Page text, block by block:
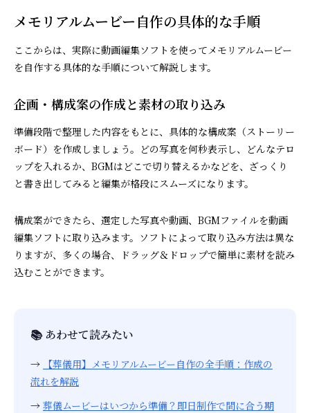
メモリアルムービー自作の具体的な手順
ここからは、実際に動画編集ソフトを使ってメモリアルムービー
を自作する具体的な手順について解説します。
企画・構成案の作成と素材の取り込み
準備段階で整理した内容をもとに、具体的な構成案（ストーリー
ボード）を作成しましょう。どの写真を何秒表示し、どんなテロ
ップを入れるか、BGMはどこで切り替えるかなどを、ざっくり
と書き出してみると編集が格段にスムーズになります。
構成案ができたら、選定した写真や動画、BGMファイルを動画
編集ソフトに取り込みます。ソフトによって取り込み方法は異な
りますが、多くの場合、ドラッグ＆ドロップで簡単に素材を読み
込むことができます。
📚 あわせて読みたい
→
【葬儀用】メモリアルムービー自作の全手順：作成の
流れを解説
→ 葬儀ムービーはいつから準備？即日制作で間に合う期